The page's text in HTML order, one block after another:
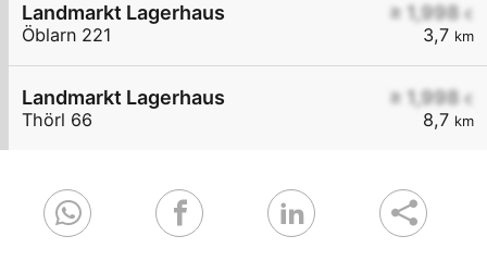
≥ 1,998 €
3,7 km
Landmarkt Lagerhaus
Öblarn 221
≥ 1,998 €
8,7 km
Landmarkt Lagerhaus
Thörl 66